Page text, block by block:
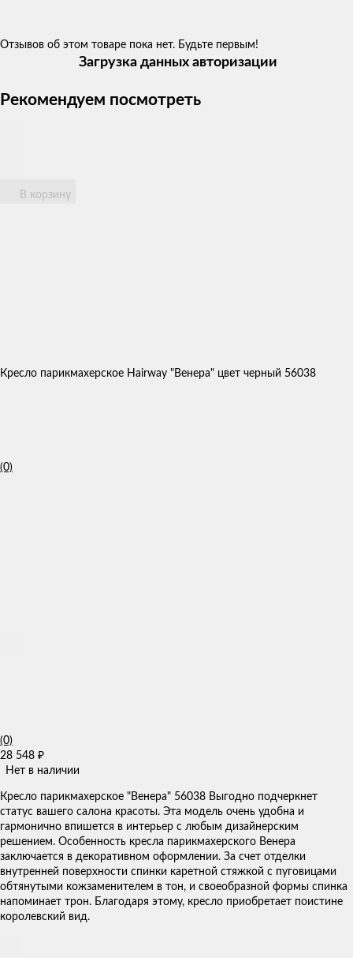
Отзывов об этом товаре пока нет. Будьте первым!
Загрузка данных авторизации
Рекомендуем посмотреть
В корзину
Кресло парикмахерское Hairway "Венера" цвет черный 56038
(0)
(0)
28 548 ₽
Нет в наличии
Кресло парикмахерское "Венера" 56038 Выгодно подчеркнет
статус вашего салона красоты. Эта модель очень удобна и
гармонично впишется в интерьер с любым дизайнерским
решением. Особенность кресла парикмахерского Венера
заключается в декоративном оформлении. За счет отделки
внутренней поверхности спинки каретной стяжкой с пуговицами
обтянутыми кожзаменителем в тон, и своеобразной формы спинка
напоминает трон. Благодаря этому, кресло приобретает поистине
королевский вид.​